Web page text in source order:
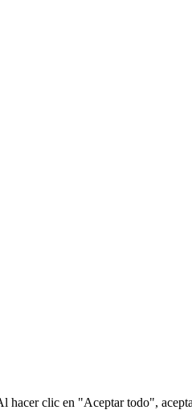
hacer clic en "Aceptar todo",